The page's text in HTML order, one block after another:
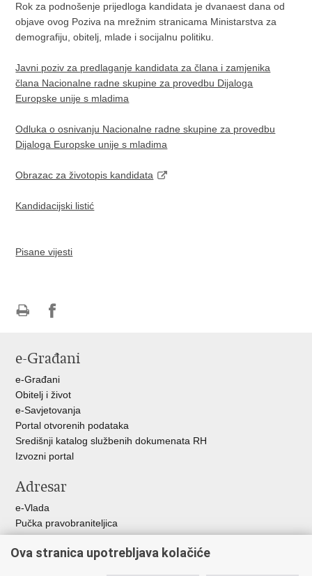
Rok za podnošenje prijedloga kandidata je dvanaest dana od
objave ovog Poziva na mrežnim stranicama Ministarstva za
demografiju, obitelj, mlade i socijalnu politiku.
Javni poziv za predlaganje kandidata za člana i zamjenika
člana Nacionalne radne skupine za provedbu Dijaloga
Europske unije s mladima
Odluka o osnivanju Nacionalne radne skupine za provedbu
Dijaloga Europske unije s mladima
Obrazac za životopis kandidata
Kandidacijski listić
Pisane vijesti
Facebooku
e-Građani
e-Građani
Obitelj i život
e-Savjetovanja
Portal otvorenih podataka
Središnji katalog službenih dokumenata RH
Izvozni portal
Adresar
e-Vlada
Pučka pravobraniteljica
Pravobraniteljica za ravnopravnost spolova
Pravobraniteljica za djecu
Ova stranica upotrebljava kolačiće